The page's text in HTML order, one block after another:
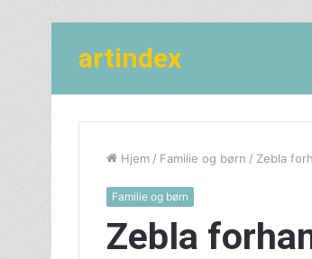
artindex
Hjem / Familie og børn / Zebla
Familie og børn
Zebla